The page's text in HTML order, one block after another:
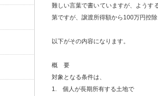
難しい言葉で書いていますが、ようす
第ですが、譲渡所得額から100万円控除
以下がその内容になります。
概 要
対象となる条件は、
1. 個人が長期所有する土地で